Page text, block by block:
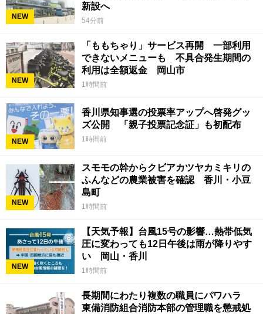
NEW
新設へ
54分前
NEW
「ももちゃり」サービス再開 一部利用
できないメニューも 不具合発生期間の
利用は全額返金 岡山市
1時間前
NEW
香川県知事選の投票率アップへ啓発グッ
ズ公開 「親子投票記念証」も初配布
1時間前
NEW
スモモの幹からクビアカツヤカミキリの
ふんなどの農業被害を確認 香川・小豆
島町
1時間前
NEW
【天気予報】台風15号の影響…熱帯低気
圧に変わっても12日午後は雨が降りやす
い 岡山・香川
1時間前
長期間にわたり複数の職員にパワハラ
東備消防組合消防本部の管理職を懲戒処